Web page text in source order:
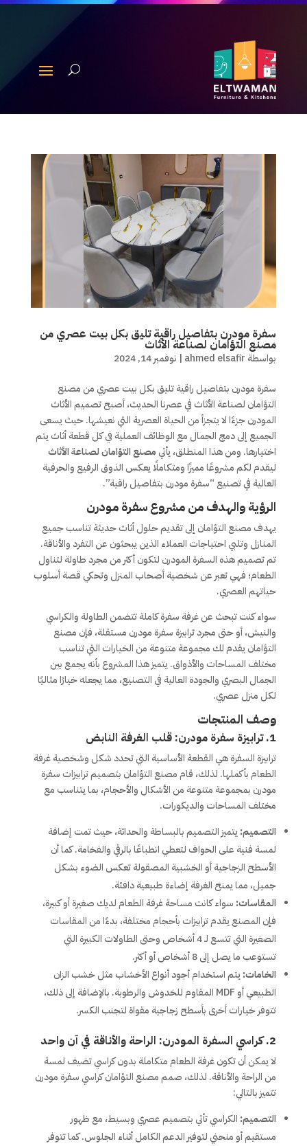
سفرة مودرن بتفاصيل راقية تليق بكل بيت عصري من
مصنع التؤامان لصناعة الأثاث
بواسطة ahmed elsafir
| نوفمبر 14, 2024
سفرة مودرن بتفاصيل راقية تليق بكل بيت عصري من مصنع
التؤامان لصناعة الأثاث في عصرنا الحديث، أصبح تصميم الأثاث
المودرن جزءًا لا يتجزأ من الحياة العصرية التي نعيشها. حيث يسعى
الجميع إلى دمج الجمال مع الوظائف العملية في كل قطعة أثاث يتم
اختيارها. ومن هذا المنطلق، يأتي مصنع التؤامان لصناعة الأثاث
ليقدم لكم مشروعًا مميزًا ومتكاملًا يعكس الذوق الرفيع والحرفية
العالية في تصنيع “سفرة مودرن بتفاصيل راقية”.
الرؤية والهدف من مشروع سفرة مودرن
يهدف مصنع التؤامان إلى تقديم حلول أثاث حديثة تناسب جميع
المنازل وتلبي احتياجات العملاء الذين يبحثون عن التفرد والأناقة.
تم تصميم هذه السفرة المودرن لتكون أكثر من مجرد طاولة لتناول
الطعام؛ فهي تعبر عن شخصية أصحاب المنزل وتحكي قصة أسلوب
حياتهم العصري.
سواء كنت تبحث عن غرفة سفرة كاملة تتضمن الطاولة والكراسي
والنيش، أو حتى مجرد ترابيزة سفرة مودرن مستقلة، فإن مصنع
التؤامان يقدم لك مجموعة متنوعة من الخيارات التي تناسب
مختلف المساحات والأذواق. يتميز هذا المشروع بأنه يجمع بين
الجمال البصري والجودة العالية في التصنيع، مما يجعله خيارًا مثاليًا
لكل منزل عصري.
وصف المنتجات
1. ترابيزة سفرة مودرن: قلب الغرفة النابض
ترابيزة السفرة هي القطعة الأساسية التي تحدد شكل وشخصية غرفة
الطعام بأكملها. لذلك، قام مصنع التؤامان بتصميم ترابيزات سفرة
مودرن بمجموعة متنوعة من الأشكال والأحجام، بما يتناسب مع
مختلف المساحات والديكورات.
التصميم:يتميز التصميم بالبساطة والحداثة، حيث تمت إضافة
لمسة فنية على الحواف لتعطي انطباعًا بالرقي والفخامة. كما أن
الأسطح الزجاجية أو الخشبية المصقولة تعكس الضوء بشكل
جميل، مما يمنح الغرفة إضاءة طبيعية دافئة.
المقاسات: سواء كانت مساحة غرفة الطعام لديك صغيرة أو كبيرة،
فإن المصنع يقدم ترابيزات بأحجام مختلفة، بدءًا من المقاسات
الصغيرة التي تتسع لـ 4 أشخاص وحتى الطاولات الكبيرة التي
تستوعب ما يصل إلى 8 أشخاص أو أكثر.
الخامات:يتم استخدام أجود أنواع الأخشاب مثل خشب الزان
الطبيعي أو MDF المقاوم للخدوش والرطوبة. بالإضافة إلى ذلك،
تتوفر خيارات أخرى بأسطح زجاجية مقواة لتجنب الكسر.
2. كراسي السفرة المودرن: الراحة والأناقة في آن واحد
لا يمكن أن تكون غرفة الطعام متكاملة بدون كراسي تضيف لمسة
من الراحة والأناقة. لذلك، صمم مصنع التؤامان كراسي سفرة مودرن
تتميز بالتالي:
التصميم: الكراسي تأتي بتصميم عصري وبسيط، مع ظهور
مستقيم أو منحني لتوفير الدعم الكامل أثناء الجلوس. كما تتوفر